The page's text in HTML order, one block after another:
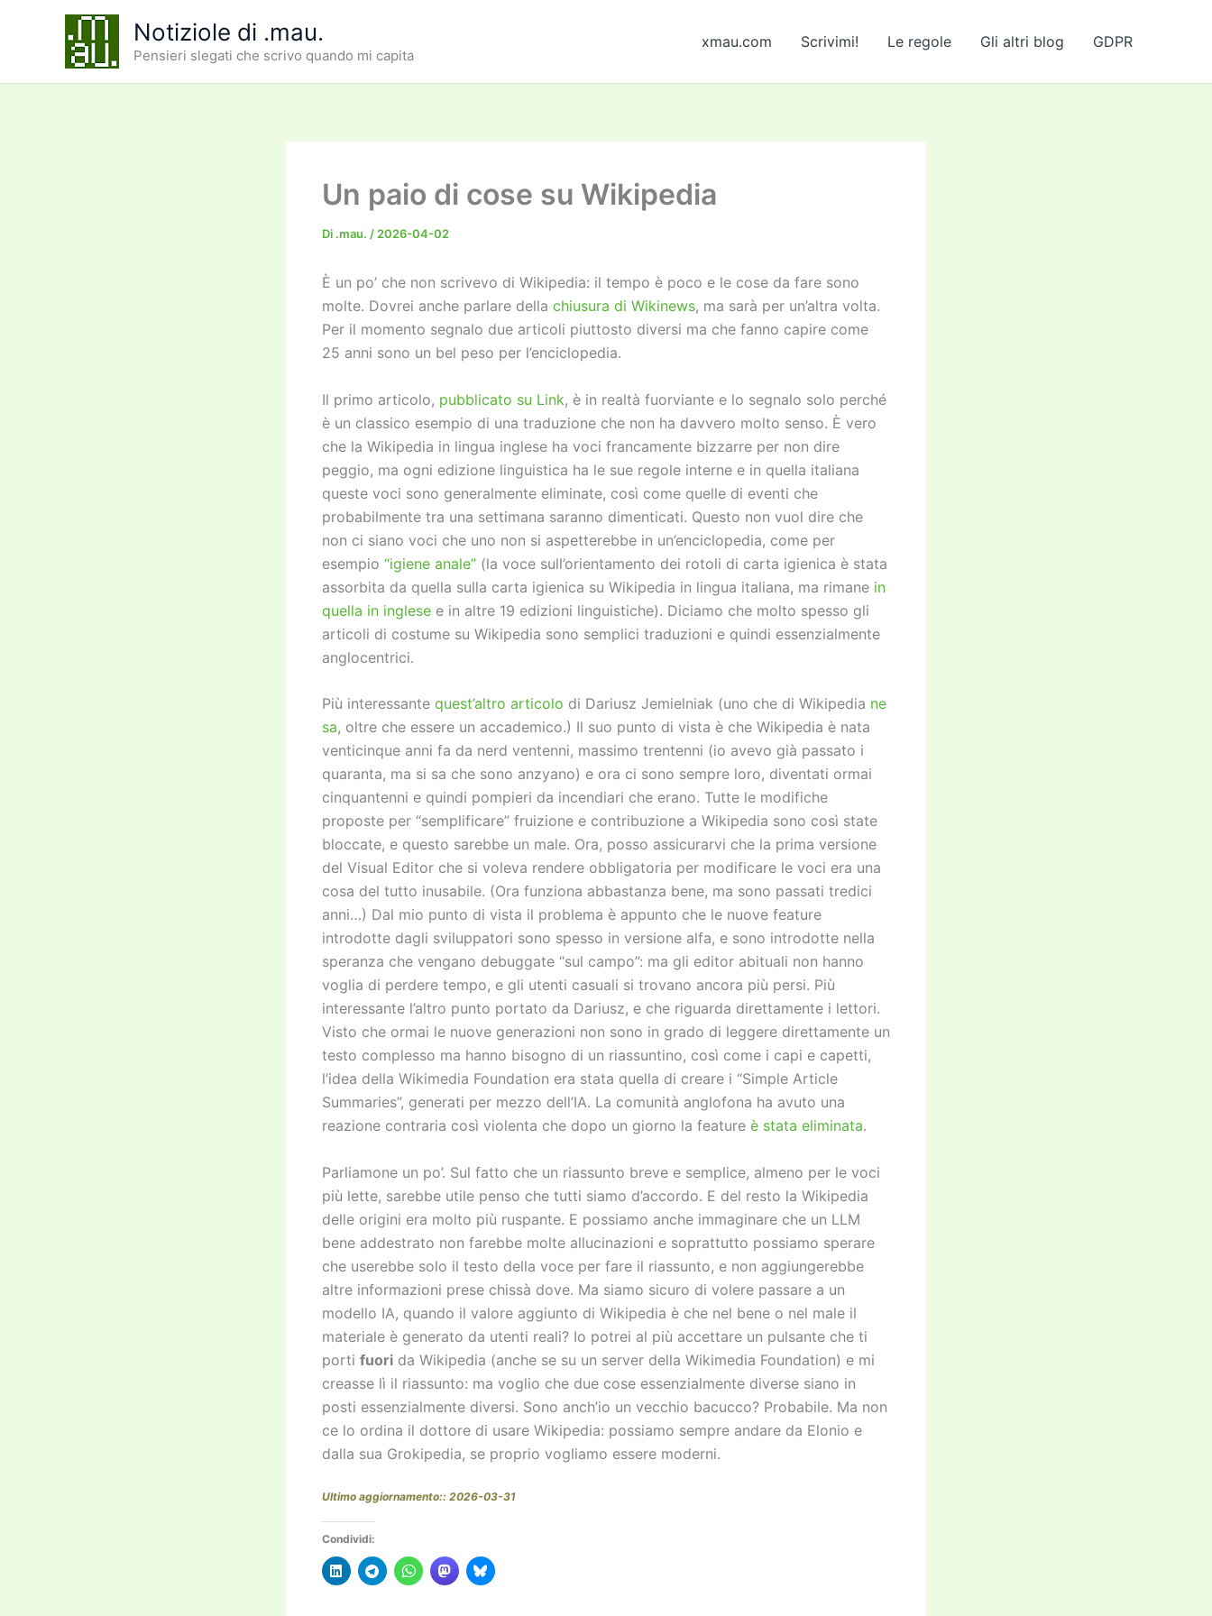
Notiziole di .mau.
Pensieri slegati che scrivo quando mi capita
xmau.com Scrivimi! Le regole Gli altri blog GDPR
Un paio di cose su Wikipedia
Di .mau. / 2026-04-02
È un po’ che non scrivevo di Wikipedia: il tempo è poco e le cose da fare sono
molte. Dovrei anche parlare della chiusura di Wikinews, ma sarà per un’altra volta.
Per il momento segnalo due articoli piuttosto diversi ma che fanno capire come
25 anni sono un bel peso per l’enciclopedia.
Il primo articolo, pubblicato su Link, è in realtà fuorviante e lo segnalo solo perché
è un classico esempio di una traduzione che non ha davvero molto senso. È vero
che la Wikipedia in lingua inglese ha voci francamente bizzarre per non dire
peggio, ma ogni edizione linguistica ha le sue regole interne e in quella italiana
queste voci sono generalmente eliminate, così come quelle di eventi che
probabilmente tra una settimana saranno dimenticati. Questo non vuol dire che
non ci siano voci che uno non si aspetterebbe in un’enciclopedia, come per
esempio “igiene anale” (la voce sull’orientamento dei rotoli di carta igienica è stata
assorbita da quella sulla carta igienica su Wikipedia in lingua italiana, ma rimane in
quella in inglese e in altre 19 edizioni linguistiche). Diciamo che molto spesso gli
articoli di costume su Wikipedia sono semplici traduzioni e quindi essenzialmente
anglocentrici.
Più interessante quest’altro articolo di Dariusz Jemielniak (uno che di Wikipedia ne
sa, oltre che essere un accademico.) Il suo punto di vista è che Wikipedia è nata
venticinque anni fa da nerd ventenni, massimo trentenni (io avevo già passato i
quaranta, ma si sa che sono anzyano) e ora ci sono sempre loro, diventati ormai
cinquantenni e quindi pompieri da incendiari che erano. Tutte le modifiche
proposte per “semplificare” fruizione e contribuzione a Wikipedia sono così state
bloccate, e questo sarebbe un male. Ora, posso assicurarvi che la prima versione
del Visual Editor che si voleva rendere obbligatoria per modificare le voci era una
cosa del tutto inusabile. (Ora funziona abbastanza bene, ma sono passati tredici
anni…) Dal mio punto di vista il problema è appunto che le nuove feature
introdotte dagli sviluppatori sono spesso in versione alfa, e sono introdotte nella
speranza che vengano debuggate “sul campo”: ma gli editor abituali non hanno
voglia di perdere tempo, e gli utenti casuali si trovano ancora più persi. Più
interessante l’altro punto portato da Dariusz, e che riguarda direttamente i lettori.
Visto che ormai le nuove generazioni non sono in grado di leggere direttamente un
testo complesso ma hanno bisogno di un riassuntino, così come i capi e capetti,
l’idea della Wikimedia Foundation era stata quella di creare i “Simple Article
Summaries”, generati per mezzo dell’IA. La comunità anglofona ha avuto una
reazione contraria così violenta che dopo un giorno la feature è stata eliminata.
Parliamone un po’. Sul fatto che un riassunto breve e semplice, almeno per le voci
più lette, sarebbe utile penso che tutti siamo d’accordo. E del resto la Wikipedia
delle origini era molto più ruspante. E possiamo anche immaginare che un LLM
bene addestrato non farebbe molte allucinazioni e soprattutto possiamo sperare
che userebbe solo il testo della voce per fare il riassunto, e non aggiungerebbe
altre informazioni prese chissà dove. Ma siamo sicuro di volere passare a un
modello IA, quando il valore aggiunto di Wikipedia è che nel bene o nel male il
materiale è generato da utenti reali? Io potrei al più accettare un pulsante che ti
porti fuori da Wikipedia (anche se su un server della Wikimedia Foundation) e mi
creasse lì il riassunto: ma voglio che due cose essenzialmente diverse siano in
posti essenzialmente diversi. Sono anch’io un vecchio bacucco? Probabile. Ma non
ce lo ordina il dottore di usare Wikipedia: possiamo sempre andare da Elonio e
dalla sua Grokipedia, se proprio vogliamo essere moderni.
Ultimo aggiornamento:: 2026-03-31
Condividi: